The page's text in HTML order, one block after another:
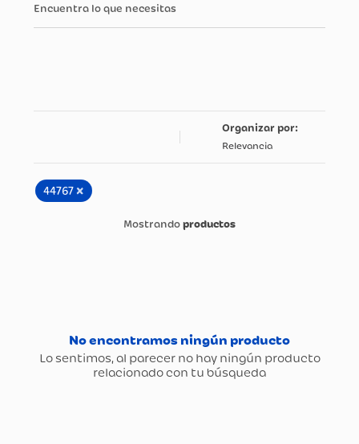
Encuentra lo que necesitas
Relevancia
44767 ×
productos